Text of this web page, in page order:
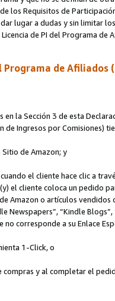
los Requisitos de
lugar a dudas y sin limitar
de PI del Programa
de Afiliados
la Sección 3 de esta
de Ingresos por Comisiones)
Sitio de Amazon; y
el cliente hace clic a
el cliente coloca un pedido
o artículos vendidos
Newspapers”, “Kindle
corresponde a su Enlace
1-Click, o
y al completar el